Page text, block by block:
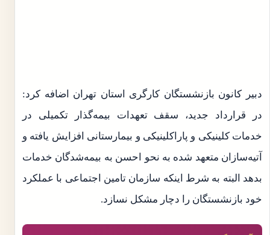
دبیر کانون بازنشستگان کارگری استان تهران اضافه کرد:
در قرارداد جدید، سقف تعهدات بیمه‌گذار تکمیلی در
خدمات کلینیکی و پاراکلینیکی و بیمارستانی افزایش یافته و
آتیه‌سازان متعهد شده به نحو احسن به بیمه‌شدگان خدمات
بدهد البته به شرط اینکه سازمان تامین اجتماعی با عملکرد
خود بازنشستگان را دچار مشکل نسازد.